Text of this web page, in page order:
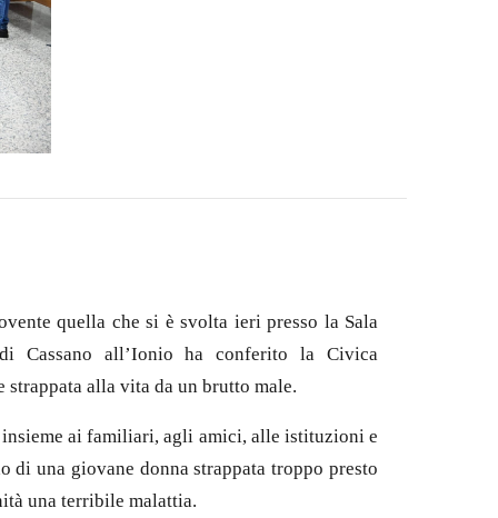
quella che si è svolta ieri presso la Sala
Cassano all’Ionio ha conferito la Civica
strappata alla vita da un brutto male.
ai familiari, agli amici, alle istituzioni e
una giovane donna strappata troppo presto
una terribile malattia.